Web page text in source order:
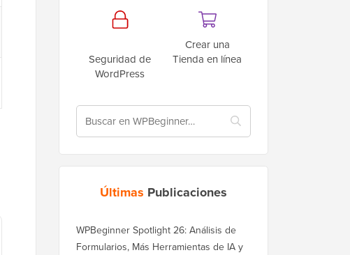
Seguridad de
WordPress
Crear una
Tienda en línea
Últimas Publicaciones
WPBeginner Spotlight 26: Análisis de
Formularios, Más Herramientas de IA y